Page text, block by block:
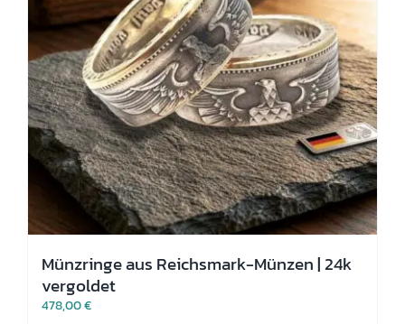
gewählt
werden
Münzringe aus Reichsmark-Münzen | 24k
vergoldet
478,00€